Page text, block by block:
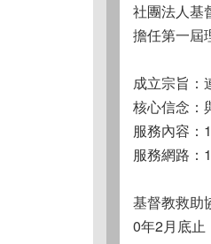
社團法人基
擔任第一屆
成立宗旨
核心信念
服務內容
服務網路
基督教救助
0年2月底止